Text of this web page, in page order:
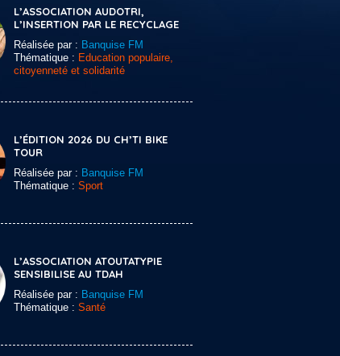
L’ASSOCIATION AUDOTRI,
L’INSERTION PAR LE RECYCLAGE
Réalisée par : Banquise FM
Thématique : Education populaire,
citoyenneté et solidarité
L’ÉDITION 2026 DU CH’TI BIKE
TOUR
Réalisée par : Banquise FM
Thématique : Sport
L’ASSOCIATION ATOUTATYPIE
SENSIBILISE AU TDAH
Réalisée par : Banquise FM
Thématique : Santé